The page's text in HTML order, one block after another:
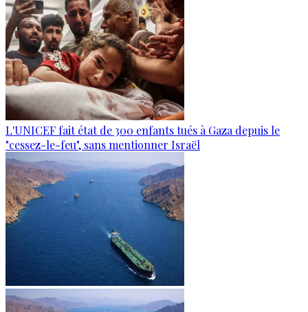
L'UNICEF fait état de 300 enfants tués à Gaza depuis le
"cessez-le-feu", sans mentionner Israël